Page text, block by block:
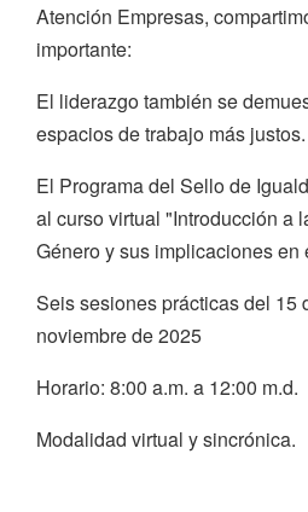
Atención Empresas,
importante:
El liderazgo también se
espacios de trabajo más justos.
El Programa del Sello de
al curso virtual "Introducción a
Género y sus implicaciones en
Seis sesiones prácticas del 15
noviembre de 2025
Horario: 8:00 a.m. a 12:00 m.d.
Modalidad virtual y sincrónica.